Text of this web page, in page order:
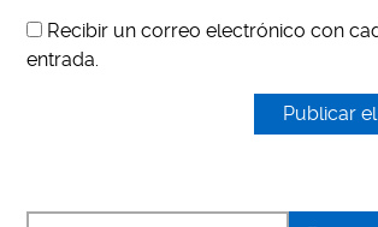
Recibir un correo electrónico con
entrada.